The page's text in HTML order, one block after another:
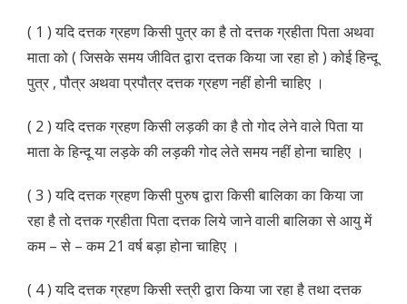
( 1 ) यदि दत्तक ग्रहण किसी पुत्र का है तो दत्तक ग्रहीता पिता अथवा
माता को ( जिसके समय जीवित द्वारा दत्तक किया जा रहा हो ) कोई हिन्दू
पुत्र , पौत्र अथवा प्रपौत्र दत्तक ग्रहण नहीं होनी चाहिए ।
( 2 ) यदि दत्तक ग्रहण किसी लड़की का है तो गोद लेने वाले पिता या
माता के हिन्दू या लड़के की लड़की गोद लेते समय नहीं होना चाहिए ।
( 3 ) यदि दत्तक ग्रहण किसी पुरुष द्वारा किसी बालिका का किया जा
रहा है तो दत्तक ग्रहीता पिता दत्तक लिये जाने वाली बालिका से आयु में
कम – से – कम 21 वर्ष बड़ा होना चाहिए ।
( 4 ) यदि दत्तक ग्रहण किसी स्त्री द्वारा किया जा रहा है तथा दत्तक